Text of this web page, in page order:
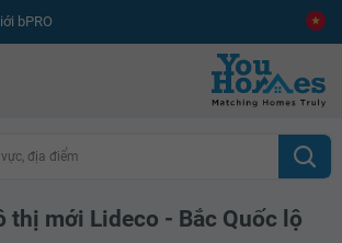
bPRO
địa điểm
thị mới Lideco - Bắc Quốc lộ